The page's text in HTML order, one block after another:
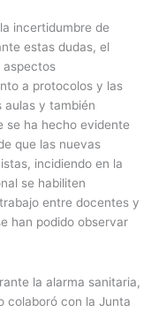
incertidumbre de
estas dudas, el
aspectos
a protocolos y las
aulas y también
se ha hecho evidente
que las nuevas
incidiendo en la
se habiliten
entre docentes y
han podido observar
la alarma sanitaria,
colaboró con la Junta